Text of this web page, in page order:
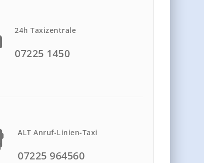
24h Taxizentrale
07225 1450
ALT Anruf-Linien-Taxi
07225 964560